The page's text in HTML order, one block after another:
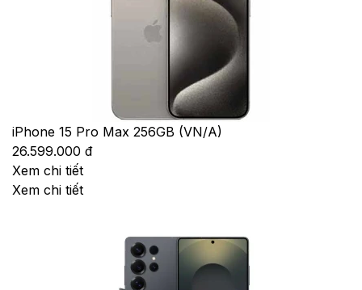
iPhone 15 Pro Max 256GB (VN/A)
26.599.000 đ
Xem chi tiết
Xem chi tiết